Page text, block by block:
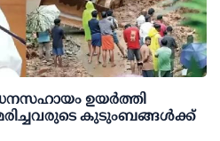
ഉയര്‍ത്തി
കുടുംബങ്ങള്‍ക്ക്